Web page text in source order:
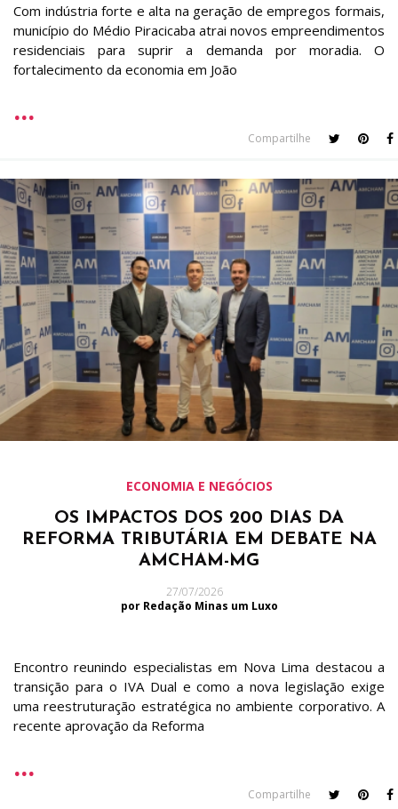
Com indústria forte e alta na geração de empregos formais,
município do Médio Piracicaba atrai novos empreendimentos
residenciais para suprir a demanda por moradia. O
fortalecimento da economia em João
Compartilhe
ECONOMIA E NEGÓCIOS
OS IMPACTOS DOS 200 DIAS DA
REFORMA TRIBUTÁRIA EM DEBATE NA
AMCHAM-MG
27/07/2026
por Redação Minas um Luxo
Encontro reunindo especialistas em Nova Lima destacou a
transição para o IVA Dual e como a nova legislação exige
uma reestruturação estratégica no ambiente corporativo. A
recente aprovação da Reforma
Compartilhe